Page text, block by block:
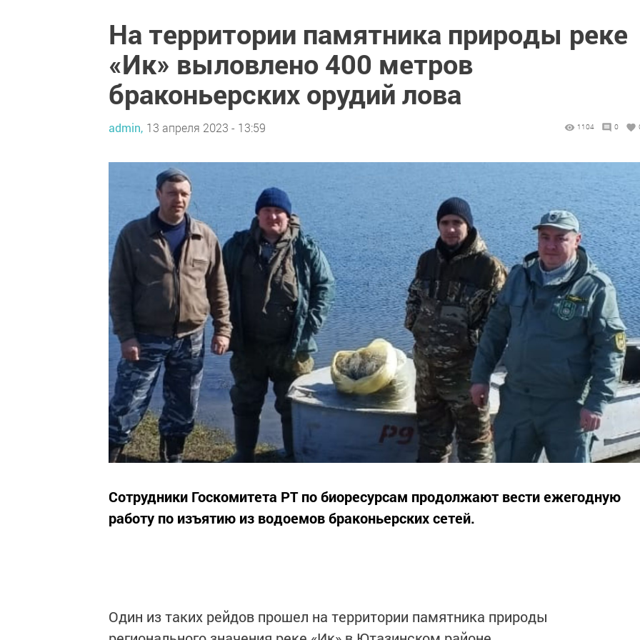
На территории памятника природы реке
«Ик» выловлено 400 метров
браконьерских орудий лова
admin, 13 апреля 2023 - 13:59 1104 0
Сотрудники Госкомитета РТ по биоресурсам продолжают вести ежегодную
работу по изъятию из водоемов браконьерских сетей.
Один из таких рейдов прошел на территории памятника природы